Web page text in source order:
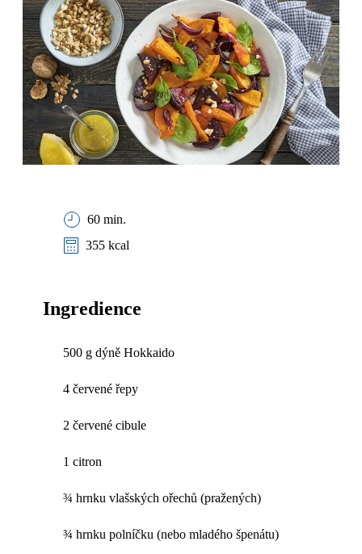
60 min.
355 kcal
Ingredience
500 g dýně Hokkaido
4 červené řepy
2 červené cibule
1 citron
¾ hrnku vlašských ořechů (pražených)
¾ hrnku polníčku (nebo mladého špenátu)